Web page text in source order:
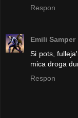
Respon
Emili Samper
Si pots,
mica droga
Respon